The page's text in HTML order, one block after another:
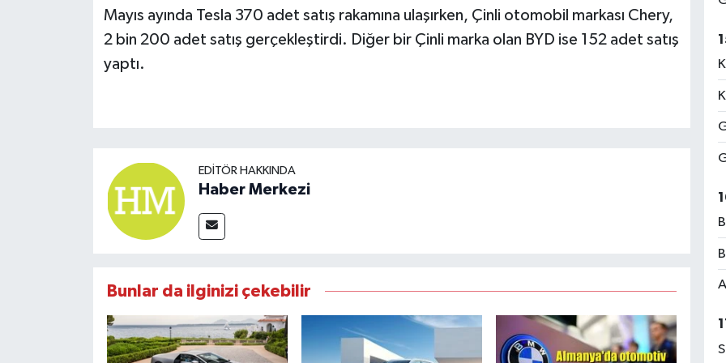
Mayıs ayında Tesla 370 adet satış rakamına ulaşırken, Çinli otomobil markası Chery,
2 bin 200 adet satış gerçekleştirdi. Diğer bir Çinli marka olan BYD ise 152 adet satış
yaptı.
EDITÖR HAKKINDA
Haber Merkezi
Bunlar da ilginizi çekebilir